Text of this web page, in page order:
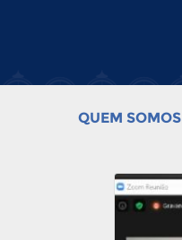
QUEM SOMOS